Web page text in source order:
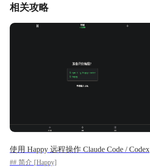
相关攻略
使用 Happy 远程操作 Claude Code / Codex
## 简介 [Happy]